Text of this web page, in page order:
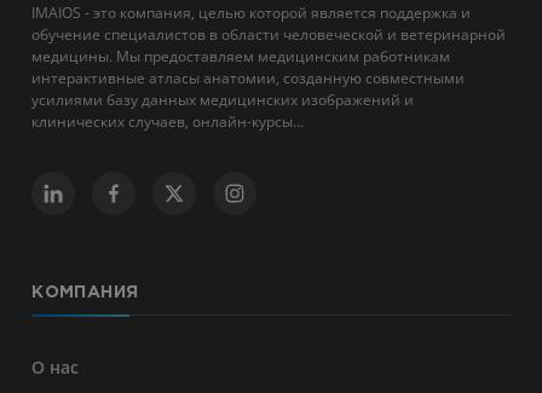
IMAIOS - это компания, целью которой является поддержка и
обучение специалистов в области человеческой и ветеринарной
медицины. Мы предоставляем медицинским работникам
интерактивные атласы анатомии, созданную совместными
усилиями базу данных медицинских изображений и
клинических случаев, онлайн-курсы...
КОМПАНИЯ
О нас